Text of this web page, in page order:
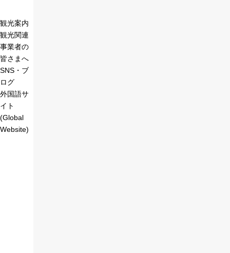
観光案内
観光関連
事業者の
皆さまへ
SNS・ブ
ログ
外国語サ
イト
(Global
Website)